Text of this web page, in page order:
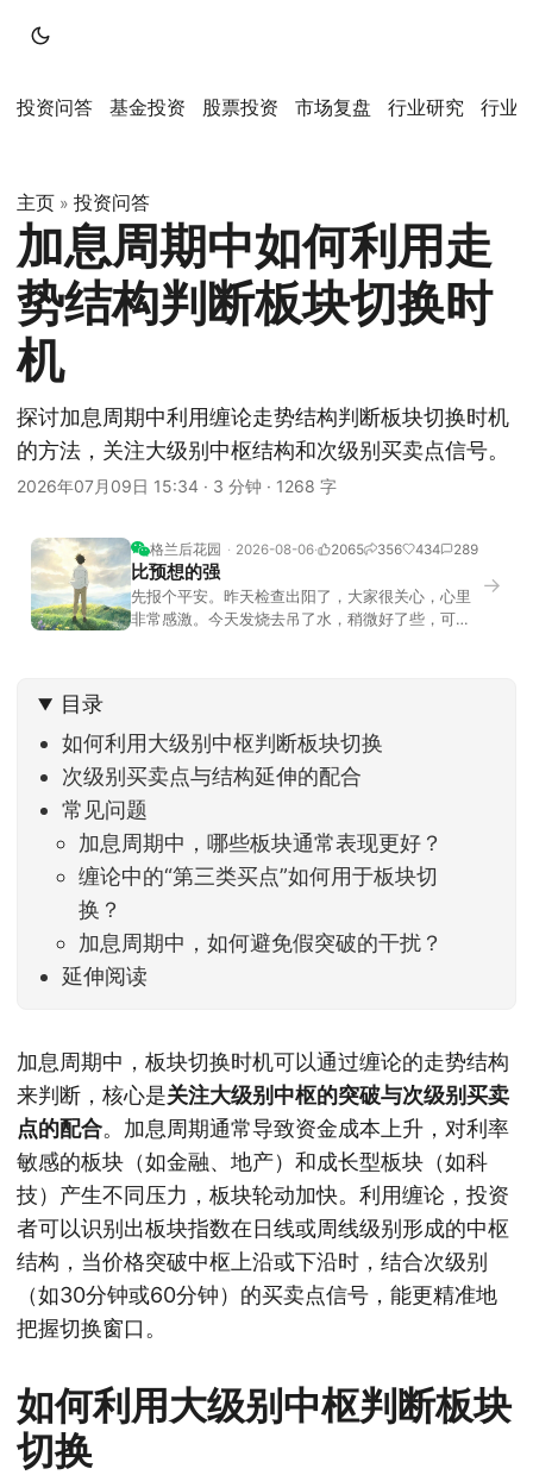
投资问答 基金投资 股票投资 市场复盘 行业研究 行业
主页 » 投资问答
加息周期中如何利用走
势结构判断板块切换时
机
探讨加息周期中利用缠论走势结构判断板块切换时机
的方法，关注大级别中枢结构和次级别买卖点信号。
2026年07月09日 15:34 · 3 分钟 · 1268 字
格兰后花园 2026-08-06 2065 356 434 289
比预想的强
先报个平安。昨天检查出阳了，大家很关心，心里
非常感激。今天发烧去吊了水，稍微好了些，可没
去相差不大，但细看下来，跌幅超过3%的只有不到
→
目录
如何利用大级别中枢判断板块切换
次级别买卖点与结构延伸的配合
常见问题
加息周期中，哪些板块通常表现更好？
缠论中的“第三类买点”如何用于板块切
换？
加息周期中，如何避免假突破的干扰？
延伸阅读
加息周期中，板块切换时机可以通过缠论的走势结构
来判断，核心是关注大级别中枢的突破与次级别买卖
点的配合。加息周期通常导致资金成本上升，对利率
敏感的板块（如金融、地产）和成长型板块（如科
技）产生不同压力，板块轮动加快。利用缠论，投资
者可以识别出板块指数在日线或周线级别形成的中枢
结构，当价格突破中枢上沿或下沿时，结合次级别
（如30分钟或60分钟）的买卖点信号，能更精准地
把握切换窗口。
如何利用大级别中枢判断板块
切换